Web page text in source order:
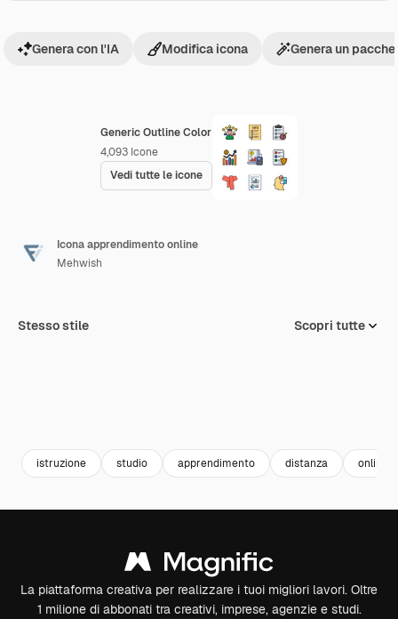
Generic Outline Color
4,093 Icone
Vedi tutte le icone
Genera con l'IA Modifica icona Genera un
Icona apprendimento online
Mehwish
Stesso stile Scopri tutte
istruzione studio apprendimento distanza online
La piattaforma creativa per realizzare i tuoi migliori lavori. Oltre
1 milione di abbonati tra creativi, imprese, agenzie e studi.